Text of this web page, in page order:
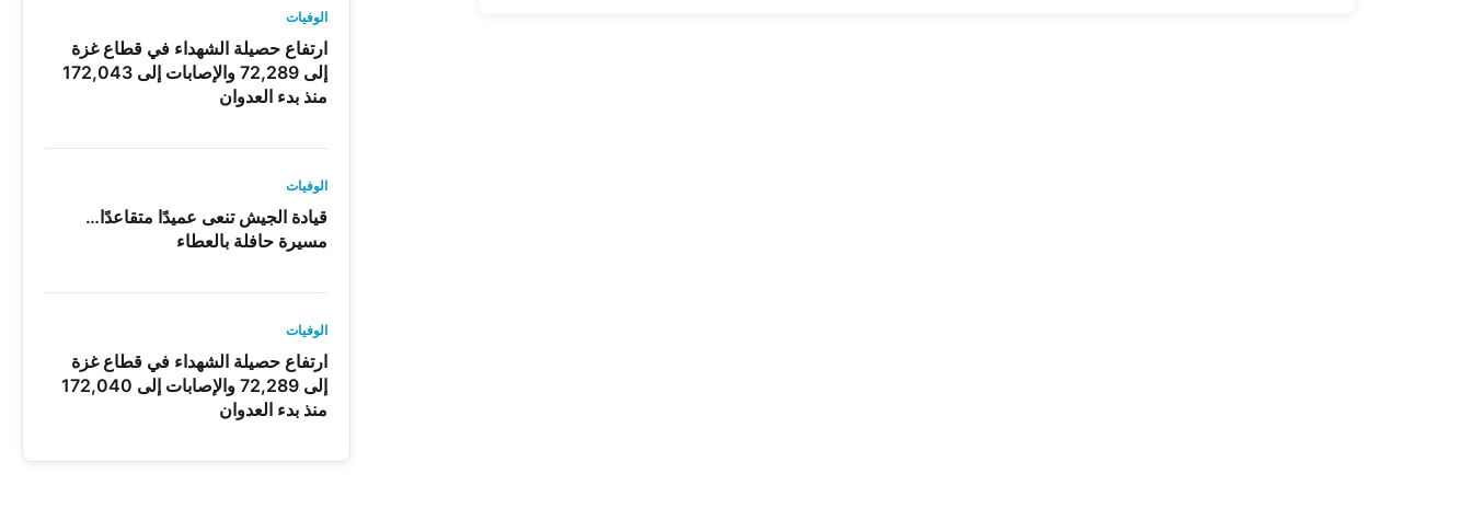
الوفيات
ارتفاع حصيلة الشهداء في قطاع غزة
إلى 72,289 والإصابات إلى 172,043
منذ بدء العدوان
الوفيات
قيادة الجيش تنعى عميدًا متقاعدًا…
مسيرة حافلة بالعطاء
الوفيات
ارتفاع حصيلة الشهداء في قطاع غزة
إلى 72,289 والإصابات إلى 172,040
منذ بدء العدوان